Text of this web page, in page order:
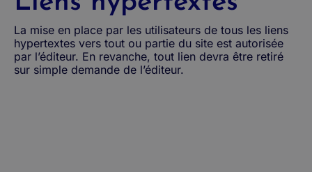
La mise en place par les utilisateurs de tous les liens
hypertextes vers tout ou partie du site est autorisée
par l’éditeur. En revanche, tout lien devra être retiré
sur simple demande de l’éditeur.